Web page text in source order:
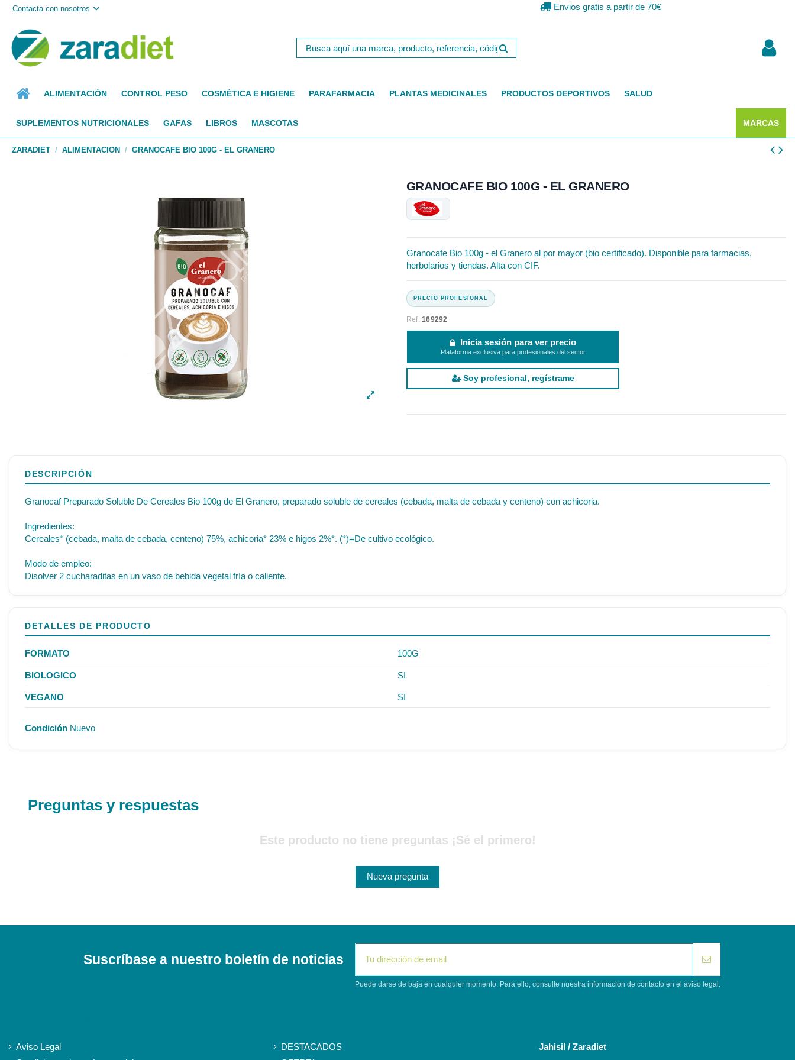
Contacta con nosotros Envios gratis a partir de 70€
ALIMENTACIÓN CONTROL PESO COSMÉTICA E HIGIENE PARAFARMACIA PLANTAS MEDICINALES PRODUCTOS DEPORTIVOS SALUD
SUPLEMENTOS NUTRICIONALES GAFAS LIBROS MASCOTAS MARCAS
ZARADIET ALIMENTACION GRANOCAFE BIO 100G - EL GRANERO
GRANOCAFE BIO 100G - EL GRANERO
Granocafe Bio 100g - el Granero al por mayor (bio certificado). Disponible para farmacias,
herbolarios y tiendas. Alta con CIF.
Ref.169292
Inicia sesión para ver precio
Plataforma exclusiva para profesionales del sector
Soy profesional, regístrame
DESCRIPCIÓN
Granocaf Preparado Soluble De Cereales Bio 100g de El Granero, preparado soluble de cereales (cebada, malta de cebada y centeno) con achicoria.
Ingredientes:
Cereales* (cebada, malta de cebada, centeno) 75%, achicoria* 23% e higos 2%*. (*)=De cultivo ecológico.
Modo de empleo:
Disolver 2 cucharaditas en un vaso de bebida vegetal fría o caliente.
DETALLES DE PRODUCTO
FORMATO 100G
BIOLOGICO SI
VEGANO SI
Condición Nuevo
Preguntas y respuestas
Este producto no tiene preguntas ¡Sé el primero!
Nueva pregunta
Suscríbase a nuestro boletín de noticias
Puede darse de baja en cualquier momento. Para ello, consulte nuestra información de contacto en el aviso legal.
Aviso Legal
DESTACADOS
Jahisil / Zaradiet